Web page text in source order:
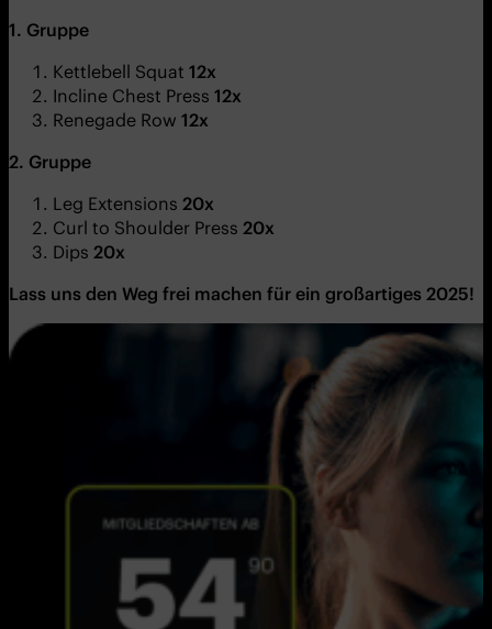
1. Gruppe
Kettlebell Squat 12x
Incline Chest Press 12x
Renegade Row 12x
2. Gruppe
Leg Extensions 20x
Curl to Shoulder Press 20x
Dips 20x
Lass uns den Weg frei machen für ein großartiges 2025!